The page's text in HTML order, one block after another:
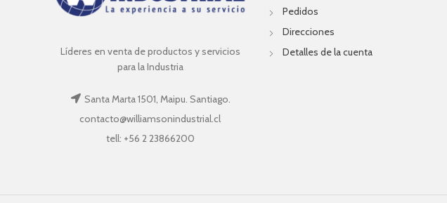
Líderes en venta de productos y servicios
para la Industria
Santa Marta 1501, Maipu. Santiago.
contacto@williamsonindustrial.cl
tell: +56 2 23866200
Pedidos
Direcciones
Detalles de la cuenta